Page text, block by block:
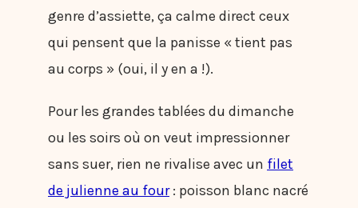
genre d’assiette, ça calme direct ceux
qui pensent que la panisse « tient pas
au corps » (oui, il y en a !).
Pour les grandes tablées du dimanche
ou les soirs où on veut impressionner
sans suer, rien ne rivalise avec un filet
de julienne au four: poisson blanc nacré